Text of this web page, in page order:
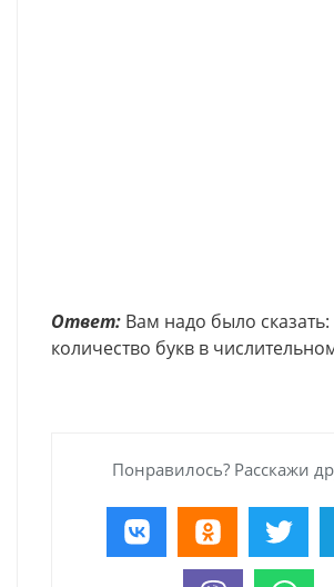
Ответ: Вам надо было
количество букв в
Понравилось? Расскажи